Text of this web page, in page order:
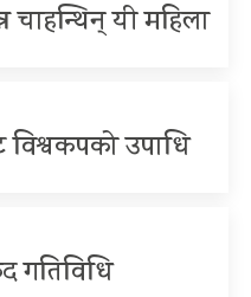
यी महिला
उपाधि